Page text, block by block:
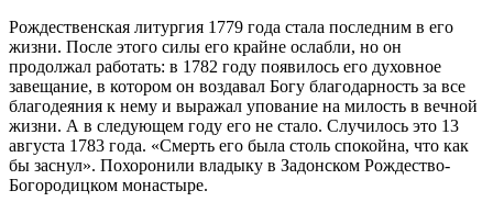
Рождественская литургия 1779 года стала последним в его
жизни. После этого силы его крайне ослабли, но он
продолжал работать: в 1782 году появилось его духовное
завещание, в котором он воздавал Богу благодарность за все
благодеяния к нему и выражал упование на милость в вечной
жизни. А в следующем году его не стало. Случилось это 13
августа 1783 года. «Смерть его была столь спокойна, что как
бы заснул». Похоронили владыку в Задонском Рождество-
Богородицком монастыре.